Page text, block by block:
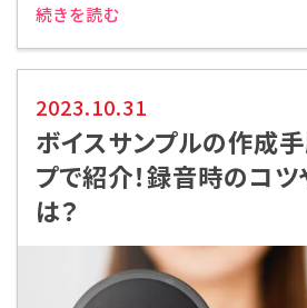
業界ナビ
新着情報
Q&A・お問い合わせ
大学・社会人の方へ
高校1・2年生の方へ
続きを読む
2023.10.31
ボイスサンプルの作成
プで紹介！録音時のコ
は？